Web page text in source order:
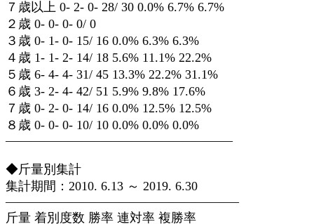
７歳以上 0- 2- 0- 28/ 30 0.0% 6.7% 6.7%
２歳 0- 0- 0- 0/ 0
３歳 0- 1- 0- 15/ 16 0.0% 6.3% 6.3%
４歳 1- 1- 2- 14/ 18 5.6% 11.1% 22.2%
５歳 6- 4- 4- 31/ 45 13.3% 22.2% 31.1%
６歳 3- 2- 4- 42/ 51 5.9% 9.8% 17.6%
７歳 0- 2- 0- 14/ 16 0.0% 12.5% 12.5%
８歳 0- 0- 0- 10/ 10 0.0% 0.0% 0.0%
——————————————————
◆斤量別集計
集計期間：2010. 6.13 ～ 2019. 6.30
——————————————————–
斤量 着別度数 勝率 連対率 複勝率